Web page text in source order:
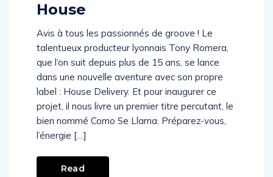
House
Avis à tous les passionnés de groove ! Le
talentueux producteur lyonnais Tony Romera,
que l’on suit depuis plus de 15 ans, se lance
dans une nouvelle aventure avec son propre
label : House Delivery. Et pour inaugurer ce
projet, il nous livre un premier titre percutant, le
bien nommé Como Se Llama. Préparez-vous,
l’énergie […]
Read